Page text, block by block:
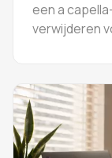
een a
verwijderen